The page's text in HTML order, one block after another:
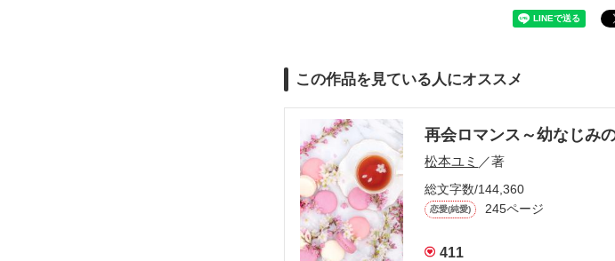
この作品を見ている人にオススメ
再会ロマンス～幼なじみ
松本ユミ ／著
総文字数/144,360
恋愛(純愛) 245ページ
411